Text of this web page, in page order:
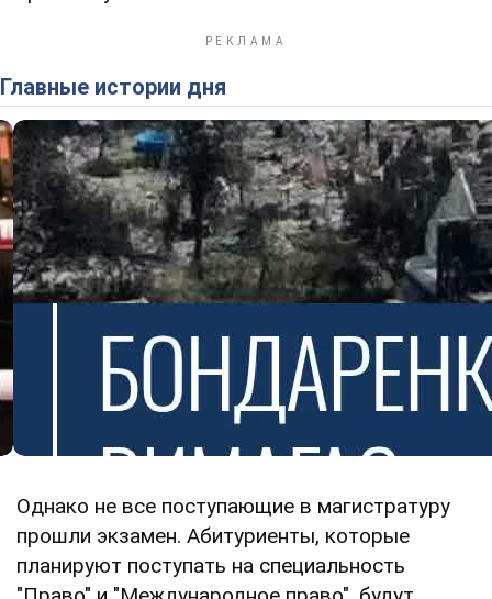
Главные истории дня
Однако не все поступающие в магистратуру
прошли экзамен. Абитуриенты, которые
планируют поступать на специальность